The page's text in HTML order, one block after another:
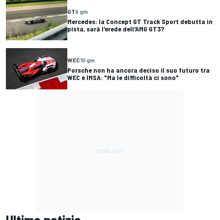
GT9 gm
Mercedes: la Concept GT Track Sport debutta in
pista, sarà l'erede dell'AMG GT3?
WEC10 gm
Porsche non ha ancora deciso il suo futuro tra
WEC e IMSA: "Ma le difficoltà ci sono"